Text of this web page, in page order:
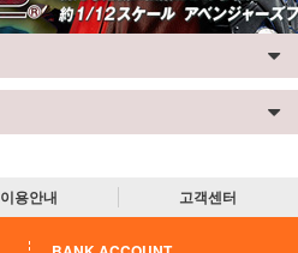
이용안내 고객센터